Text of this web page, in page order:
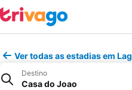
Ver todas as estadias em
Destino
Casa do Joao